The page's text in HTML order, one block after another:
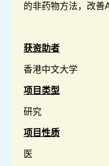
的非药物方法，改善
获资助者
香港中文大学
项目类型
研究
项目性质
医